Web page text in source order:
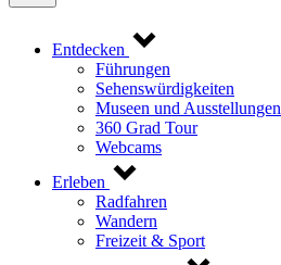
Entdecken
Führungen
Sehenswürdigkeiten
Museen und Ausstellungen
360 Grad Tour
Webcams
Erleben
Radfahren
Wandern
Freizeit & Sport